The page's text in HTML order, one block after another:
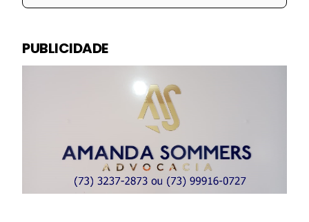
PUBLICIDADE